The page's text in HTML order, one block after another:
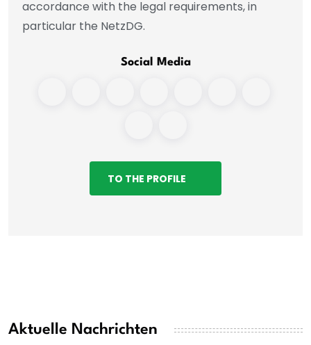
accordance with the legal requirements, in
particular the NetzDG.
Social Media
TO THE PROFILE
Aktuelle Nachrichten